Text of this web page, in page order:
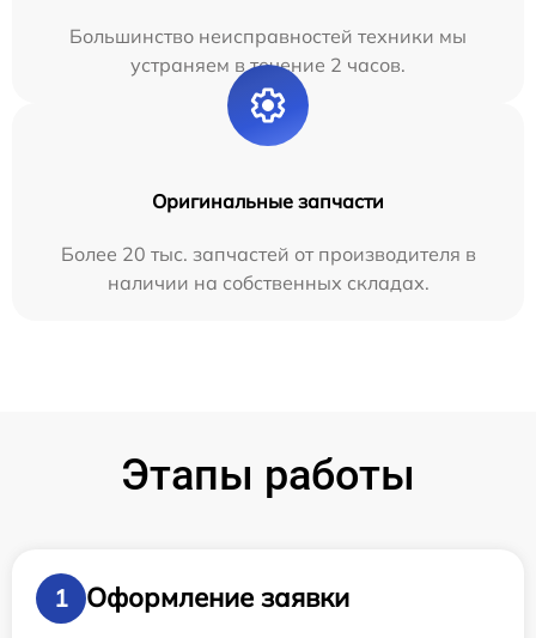
Большинство неисправностей техники мы
устраняем в течение 2 часов.
Оригинальные запчасти
Более 20 тыс. запчастей от производителя в
наличии на собственных складах.
Этапы работы
1
Оформление заявки